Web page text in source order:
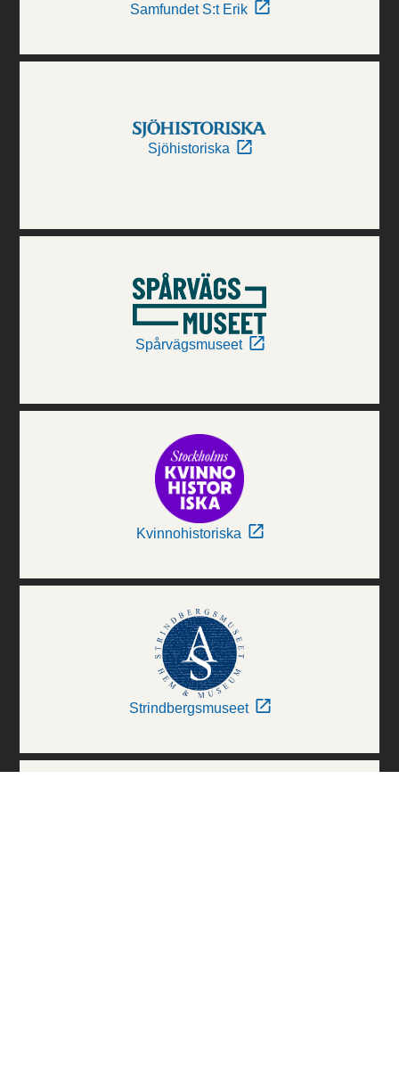
Samfundet S:t Erik
Sjöhistoriska
Spårvägsmuseet
Kvinnohistoriska
Strindbergsmuseet